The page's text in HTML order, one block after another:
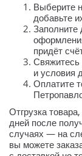
Выберите
добавьте
Заполните
придёт
Свяжитесь
и условия
Оплатите
Отгрузка
дней после
случаях — на
вы можете